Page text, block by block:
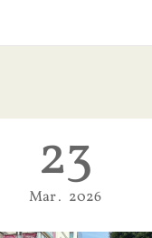
23
Mar 2026